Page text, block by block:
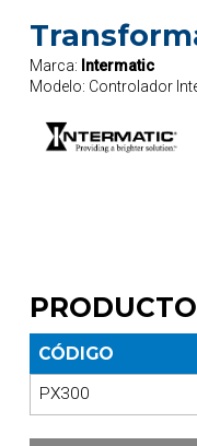
Marca: Intermatic
Modelo: Controlador
CÓDIGO
PX300